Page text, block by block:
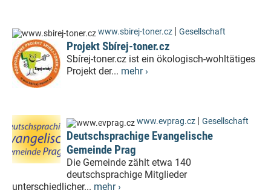
www.sbirej-toner.cz | Gesellschaft
Projekt Sbírej-toner.cz
Sbírej-toner.cz ist ein ökologisch-wohltätiges
Projekt der... mehr ›
www.evprag.cz | Gesellschaft
Deutschsprachige Evangelische
Gemeinde Prag
Die Gemeinde zählt etwa 140
deutschsprachige Mitglieder
unterschiedlicher... mehr ›